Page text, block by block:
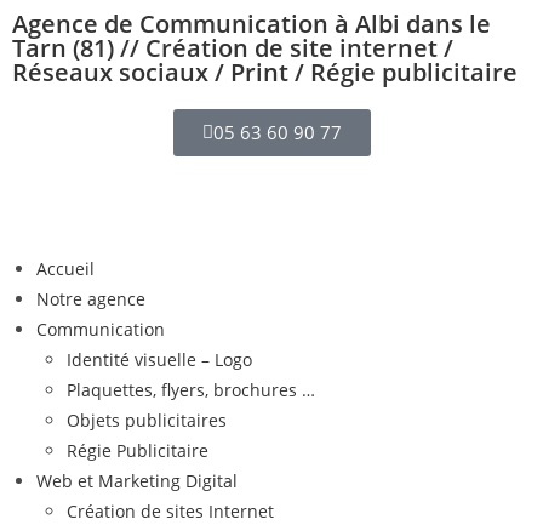
Agence de Communication à Albi dans le
Tarn (81) // Création de site internet /
Réseaux sociaux / Print / Régie publicitaire
05 63 60 90 77
Accueil
Notre agence
Communication
Identité visuelle – Logo
Plaquettes, flyers, brochures …
Objets publicitaires
Régie Publicitaire
Web et Marketing Digital
Création de sites Internet